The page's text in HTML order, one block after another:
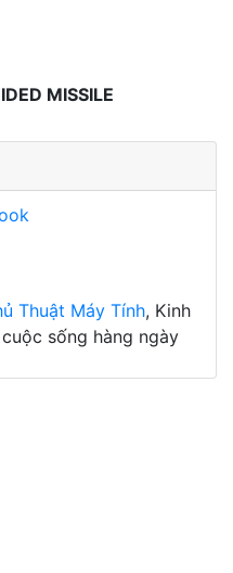
MISSILE
Thuật Máy Tính, Kinh
sống hàng ngày